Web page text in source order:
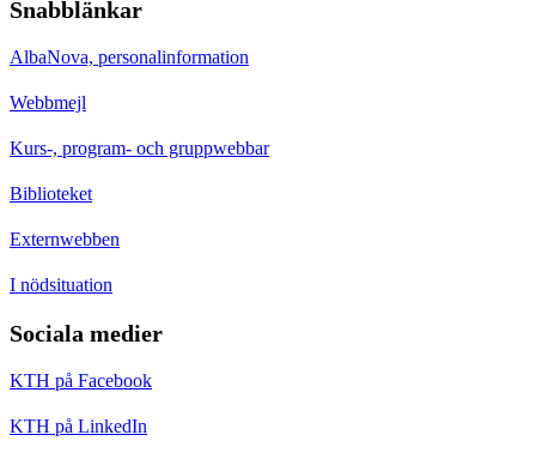
Snabblänkar
AlbaNova, personalinformation
Webbmejl
Kurs-, program- och gruppwebbar
Biblioteket
Externwebben
I nödsituation
Sociala medier
KTH på Facebook
KTH på LinkedIn